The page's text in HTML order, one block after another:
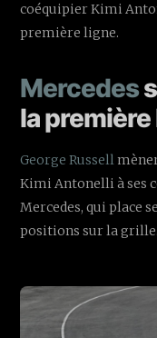
coéquipier Kimi
première ligne.
Mercedes
la
George Russell
Kimi Antonelli à ses
Mercedes, qui place
positions sur la grille.